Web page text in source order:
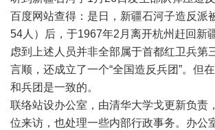
百度网站查得：是日，新疆石河子造反派
54人）后，于1967年2月离开杭州赶回新
虑到上述人员并非全部属于首都红卫兵第
言顺，还成立了一个“全国造反兵团”。但
和兵团是一致的。
联络站设办公室，由清华大学戈更新负责
位来访，也处理一些内部行政事务。办公